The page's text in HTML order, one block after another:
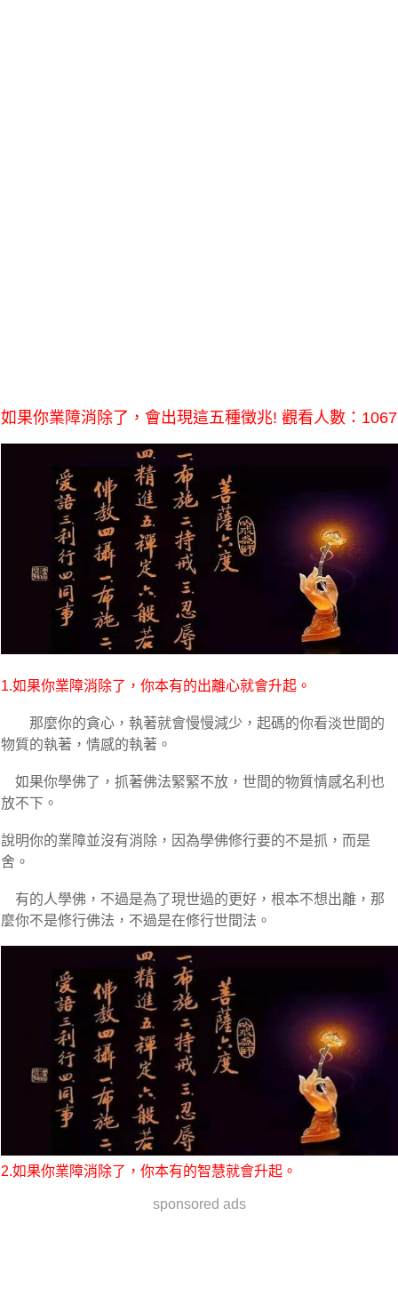
如果你業障消除了，會出現這五種徵兆! 觀看人數：1067
1.如果你業障消除了，你本有的出離心就會升起。
那麼你的貪心，執著就會慢慢減少，起碼的你看淡世間的
物質的執著，情感的執著。
如果你學佛了，抓著佛法緊緊不放，世間的物質情感名利也
放不下。
說明你的業障並沒有消除，因為學佛修行要的不是抓，而是
舍。
有的人學佛，不過是為了現世過的更好，根本不想出離，那
麼你不是修行佛法，不過是在修行世間法。
2.如果你業障消除了，你本有的智慧就會升起。
sponsored ads